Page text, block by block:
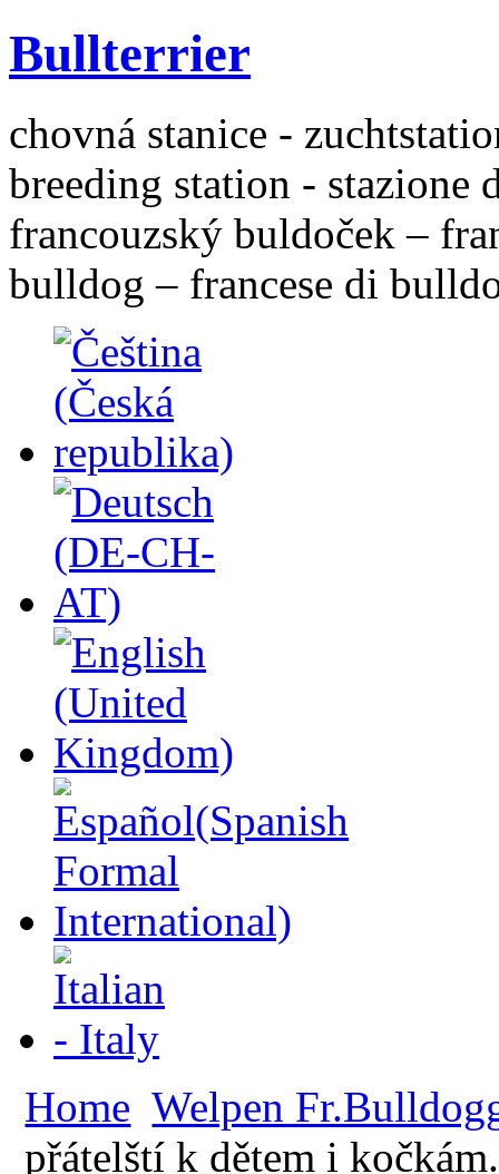
Bullterrier
chovná stanice -
breeding station - stazione
francouzský buldoček –
bulldog – francese di
Home Welpen
přátelští k dětem i